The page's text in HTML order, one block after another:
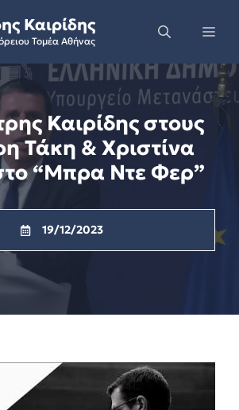
Καιρίδης
Τομέα Αθήνας
Καιρίδης στους
Τάκη & Χριστίνα
“Μπρα Ντε Φερ”
19/12/2023